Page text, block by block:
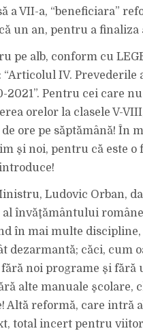
a VII-a, “beneficiara”
un an, pentru a finaliza
pe alb, conform cu
IV. Prevederile
Pentru cei care
orelor la clasele V-
ore pe săptămână! În
şi noi, pentru că este
Ludovic Orban,
al învăţământului
în mai multe
dezarmantă; căci, cum
noi programe şi fără
alte manuale şcolare,
Altă reformă, care intră
total incert pentru